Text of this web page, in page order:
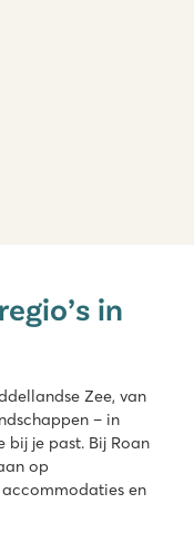
Rivière
glijbanen
plaatsen
- Valras-Plage
in
Zee, van
– in
bij je past. Bij Roan
op
en